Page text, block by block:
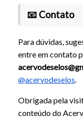
📧 Contato
Para dúvidas,
entre em contato
@acervodeselos.
Obrigada pela
conteúdo do